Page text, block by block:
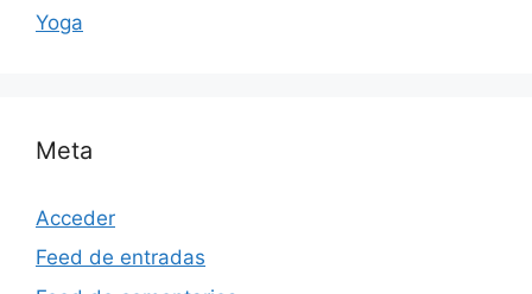
Yoga
Meta
Acceder
Feed de entradas